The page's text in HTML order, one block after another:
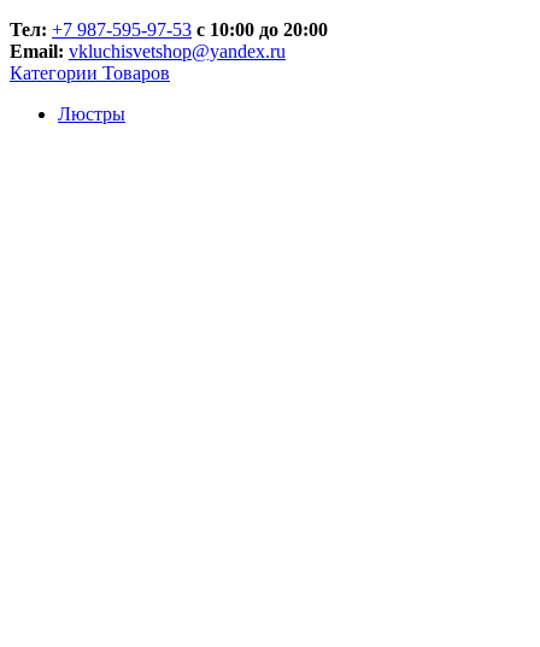
Тел: +7 987-595-97-53 с 10:00 до 20:00
Email: vkluchisvetshop@yandex.ru
Категории Товаров
Люстры